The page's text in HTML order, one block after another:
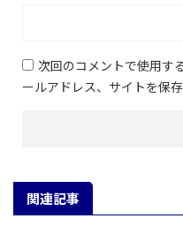
次回のコメントで使用す
ールアドレス、サイトを保存
関連記事